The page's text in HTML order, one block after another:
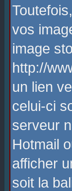
vos
image
http://
un lien
celui-ci
serveur
Hotmail
afficher
soit la